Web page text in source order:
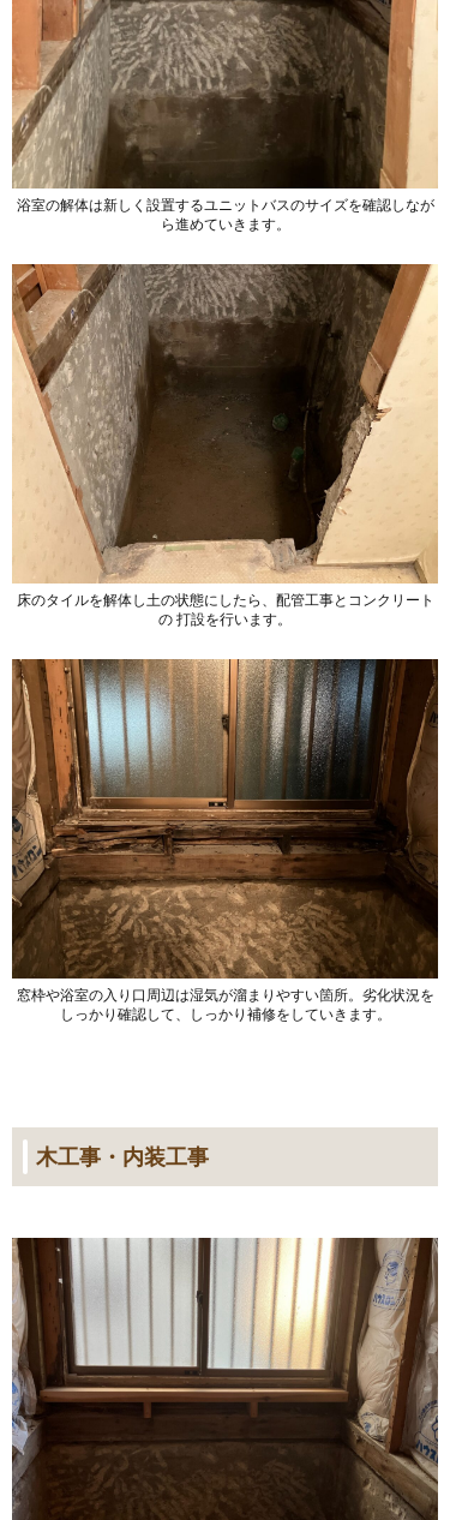
浴室の解体は新しく設置するユニットバスのサイズを確認しなが
ら進めていきます。
床のタイルを解体し土の状態にしたら、配管工事とコンクリート
の 打設を行います。
窓枠や浴室の入り口周辺は湿気が溜まりやすい箇所。劣化状況を
しっかり確認して、しっかり補修をしていきます。
木工事・内装工事